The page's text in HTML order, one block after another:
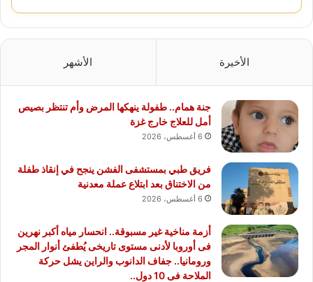
الأخيرة الأشهر
جنة همام.. طفولة ينهكها المرض وأم تنتظر بصيص
أمل للعلاج خارج غزة
6 أغسطس، 2026
فريق طبي بمستشفى الفشن ينجح في إنقاذ طفلة
من الاختناق بعد ابتلاع عملة معدنية
6 أغسطس، 2026
أزمة مناخية غير مسبوقة.. انحسار مياه أكبر نهرين
فى أوروبا لأدنى مستوى تاريخى يُطفئ أنوار المجر
ورومانيا.. جفاف الدانوب والراين يشل حركة
الملاحة فى 10 دول..